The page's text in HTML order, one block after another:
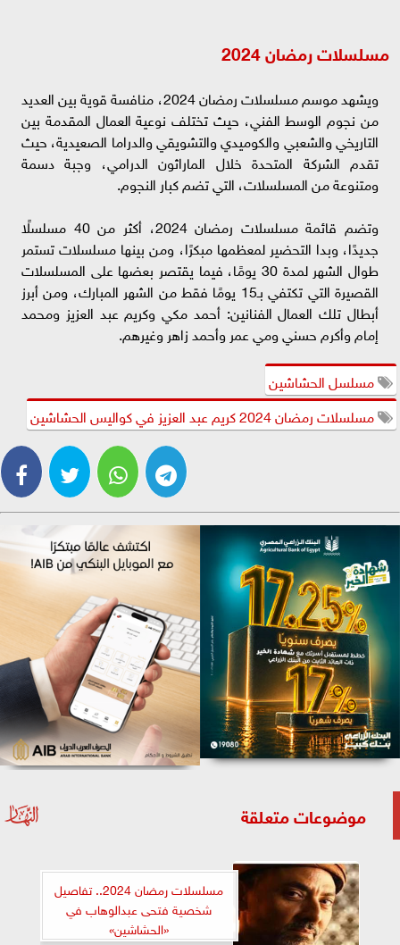
مسلسلات رمضان 2024
ويشهد موسم مسلسلات رمضان 2024، منافسة قوية بين العديد
من نجوم الوسط الفني، حيث تختلف نوعية العمال المقدمة بين
التاريخي والشعبي والكوميدي والتشويقي والدراما الصعيدية، حيث
تقدم الشركة المتحدة خلال الماراثون الدرامي، وجبة دسمة
ومتنوعة من المسلسلات، التي تضم كبار النجوم.
وتضم قائمة مسلسلات رمضان 2024، أكثر من 40 مسلسلًا
جديدًا، وبدا التحضير لمعظمها مبكرًا، ومن بينها مسلسلات تستمر
طوال الشهر لمدة 30 يومًا، فيما يقتصر بعضها على المسلسلات
القصيرة التي تكتفي بـ15 يومًا فقط من الشهر المبارك، ومن أبرز
أبطال تلك العمال الفنانين: أحمد مكي وكريم عبد العزيز ومحمد
إمام وأكرم حسني ومي عمر وأحمد زاهر وغيرهم.
مسلسل الحشاشين
مسلسلات رمضان 2024 كريم عبد العزيز في كواليس الحشاشين
موضوعات متعلقة
مسلسلات رمضان 2024.. تفاصيل
شخصية فتحى عبدالوهاب في
«الحشاشين»